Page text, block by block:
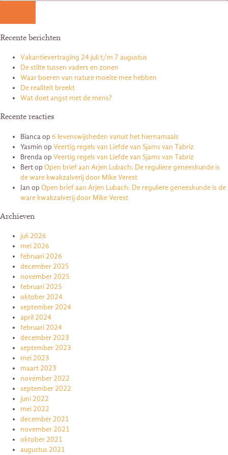
Recente berichten
Vakantievertraging 24 juli t/m 7 augustus
De stilte tussen vaders en zonen
Waar boeren van nature moeite mee hebben
De realiteit breekt
Wat doet angst met de mens?
Recente reacties
Biancaop 6 levenswijsheden vanuit het hiernamaals
Yasmin op Veertig regels van Liefde van Sjams van Tabriz
Brendaop Veertig regels van Liefde van Sjams van Tabriz
Bertop Open brief aan Arjen Lubach: De reguliere geneeskunde is
de ware kwakzalverij door Mike Verest
Jan op Open brief aan Arjen Lubach: De reguliere geneeskunde is de
ware kwakzalverij door Mike Verest
Archieven
juli 2026
mei 2026
februari 2026
december 2025
november 2025
februari 2025
oktober 2024
september 2024
april 2024
februari 2024
december 2023
september 2023
mei 2023
maart 2023
november 2022
september 2022
juni 2022
mei 2022
december 2021
november 2021
oktober 2021
augustus 2021